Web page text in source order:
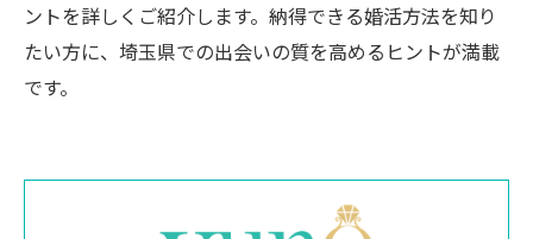
ントを詳しくご紹介します。納得できる婚活方法を知り
たい方に、埼玉県での出会いの質を高めるヒントが満載
です。